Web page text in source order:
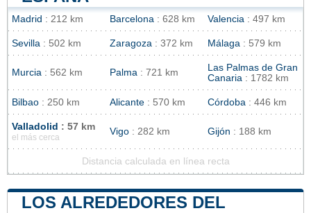
Madrid : 212 km Barcelona : 628 km Valencia : 497 km
Sevilla : 502 km Zaragoza : 372 km Málaga : 579 km
Murcia : 562 km Palma : 721 km
Las Palmas de Gran
Canaria : 1782 km
Bilbao : 250 km Alicante : 570 km Córdoba : 446 km
Valladolid : 57 km
el más cerca
Vigo : 282 km Gijón : 188 km
Distancia calculada en línea recta
LOS ALREDEDORES DEL